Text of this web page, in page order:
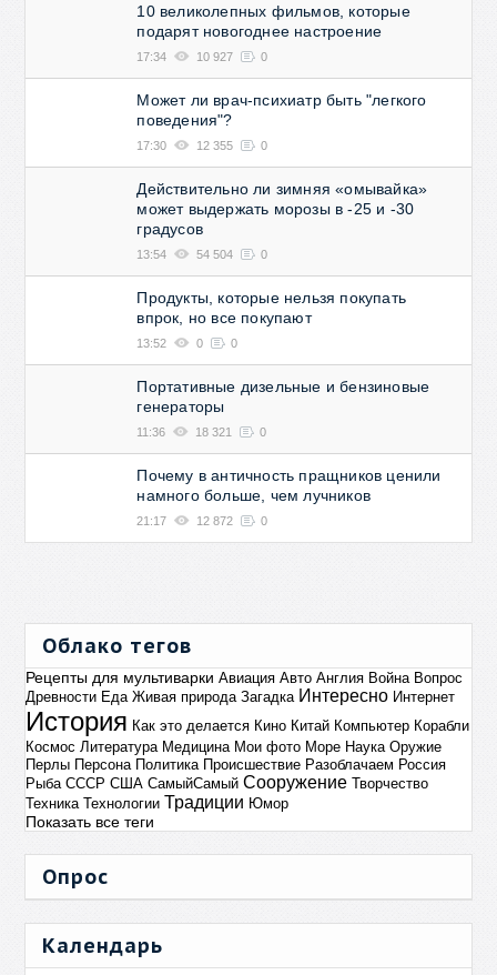
10 великолепных фильмов, которые
подарят новогоднее настроение
17:34 10 927 0
Может ли врач-психиатр быть "легкого
поведения"?
17:30 12 355 0
Действительно ли зимняя «омывайка»
может выдержать морозы в -25 и -30
градусов
13:54 54 504 0
Продукты, которые нельзя покупать
впрок, но все покупают
13:52 0 0
Портативные дизельные и бензиновые
генераторы
11:36 18 321 0
Почему в античность пращников ценили
намного больше, чем лучников
21:17 12 872 0
Облако тегов
Рецепты для мультиварки Авиация Авто Англия Война Вопрос
Древности Еда Живая природа Загадка Интересно Интернет
История Как это делается Кино Китай Компьютер Корабли
Космос Литература Медицина Мои фото Море Наука Оружие
Перлы Персона Политика Происшествие Разоблачаем Россия
Рыба СССР США СамыйСамый Сооружение Творчество
Техника Технологии Традиции Юмор
Показать все теги
Опрос
Календарь